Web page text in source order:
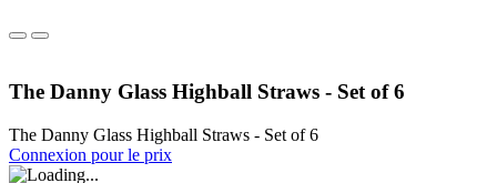
The Danny Glass Highball Straws - Set of 6
The Danny Glass Highball Straws - Set of 6
Connexion pour le prix